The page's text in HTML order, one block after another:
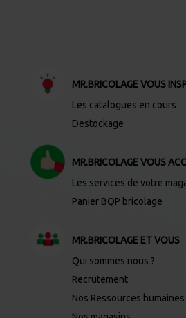
MR.BRICOLAGE VOUS
Les catalogues en cours
Destockage
MR.BRICOLAGE VOUS
Les services de votre
Panier BQP bricolage
MR.BRICOLAGE ET VOUS
Qui sommes nous ?
Recrutement
Nos Ressources humaines